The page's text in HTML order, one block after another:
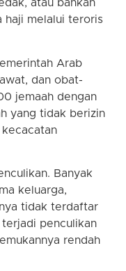
atau bahkan
haji melalui teroris
Arab
dan obat-
jemaah dengan
yang tidak berizin
Banyak
keluarga,
tidak terdaftar
terjadi penculikan
rendah